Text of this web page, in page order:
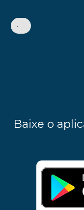
•
Baixe o